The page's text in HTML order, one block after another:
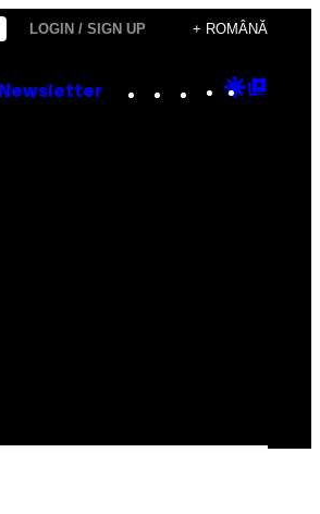
LOGIN / SIGN UP + ROMÂNĂ
Newsletter Instagram
TikTok
YouTube
Google